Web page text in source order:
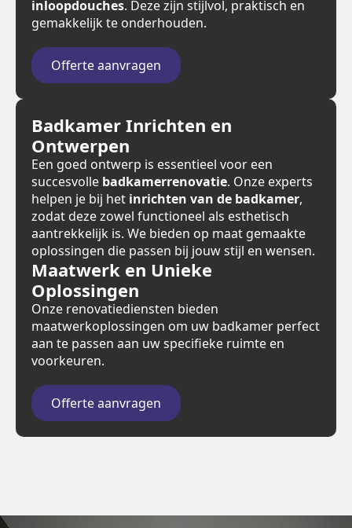
inloopdouches. Deze zijn stijlvol, praktisch en
gemakkelijk te onderhouden.
Offerte aanvragen
Badkamer Inrichten en
Ontwerpen
Een goed ontwerp is essentieel voor een
succesvolle badkamerrenovatie. Onze experts
helpen je bij het inrichten van de badkamer,
zodat deze zowel functioneel als esthetisch
aantrekkelijk is. We bieden op maat gemaakte
oplossingen die passen bij jouw stijl en wensen.
Maatwerk en Unieke
Oplossingen
Onze renovatiediensten bieden
maatwerkoplossingen om uw badkamer perfect
aan te passen aan uw specifieke ruimte en
voorkeuren.
Offerte aanvragen